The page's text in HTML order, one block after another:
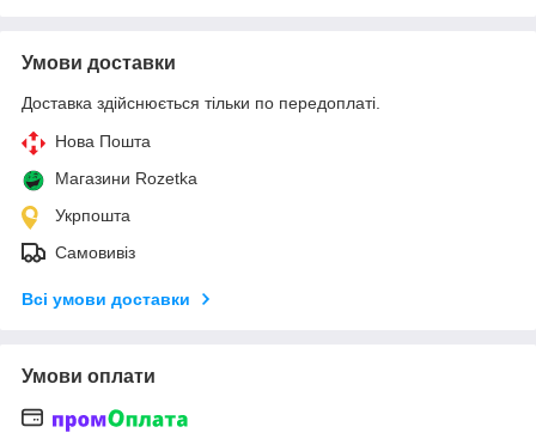
Умови доставки
Доставка здійснюється тільки по передоплаті.
Нова Пошта
Магазини Rozetka
Укрпошта
Самовивіз
Всі умови доставки
Умови оплати